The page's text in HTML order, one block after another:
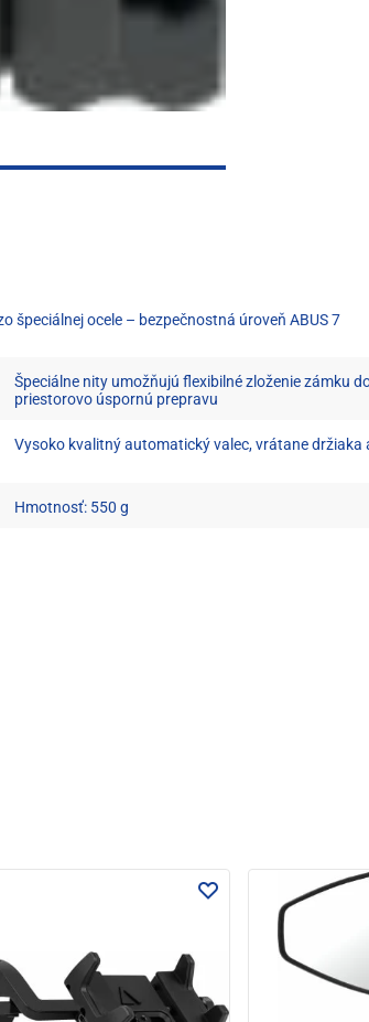
špeciálnej ocele – bezpečnostná úroveň ABUS 7
Špeciálne nity umožňujú flexibilné zloženie zámku
priestorovo úspornú prepravu
Vysoko kvalitný automatický valec, vrátane držiaka
Hmotnosť: 550 g